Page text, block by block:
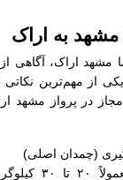
مشهد به اراک
مشهد اراک، آگاهی
از مهم‌ترین
مجاز در پرواز مشهد
(چمدان اصلی)
در کلاس اکونومی: